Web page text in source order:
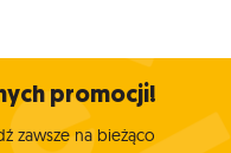
promocji!
zawsze na bieżąco